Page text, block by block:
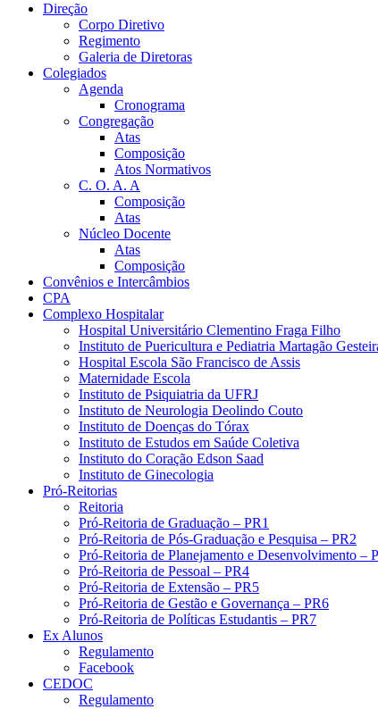
Direção
Corpo Diretivo
Regimento
Galeria de Diretoras
Colegiados
Agenda
Cronograma
Congregação
Atas
Composição
Atos Normativos
C. O. A. A
Composição
Atas
Núcleo Docente
Atas
Composição
Convênios e Intercâmbios
CPA
Complexo Hospitalar
Hospital Universitário Clementino Fraga Filho
Instituto de Puericultura e Pediatria Martagão
Hospital Escola São Francisco de Assis
Maternidade Escola
Instituto de Psiquiatria da UFRJ
Instituto de Neurologia Deolindo Couto
Instituto de Doenças do Tórax
Instituto de Estudos em Saúde Coletiva
Instituto do Coração Edson Saad
Instituto de Ginecologia
Pró-Reitorias
Reitoria
Pró-Reitoria de Graduação – PR1
Pró-Reitoria de Pós-Graduação e Pesquisa – PR2
Pró-Reitoria de Planejamento e Desenvolvimento –
Pró-Reitoria de Pessoal – PR4
Pró-Reitoria de Extensão – PR5
Pró-Reitoria de Gestão e Governança – PR6
Pró-Reitoria de Políticas Estudantis – PR7
Ex Alunos
Regulamento
Facebook
CEDOC
Regulamento